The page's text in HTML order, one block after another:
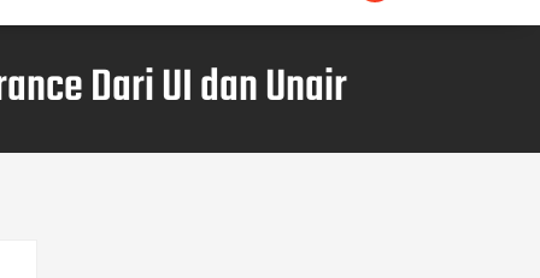
Dari UI dan Unair